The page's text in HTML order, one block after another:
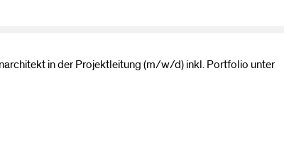
in der Projektleitung (m/w/d) inkl. Portfolio unter